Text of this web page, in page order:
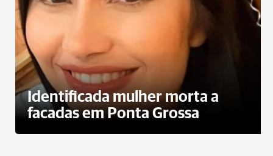
Identificada mulher morta a
facadas em Ponta Grossa